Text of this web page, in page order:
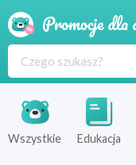
Wszystkie Edukacja